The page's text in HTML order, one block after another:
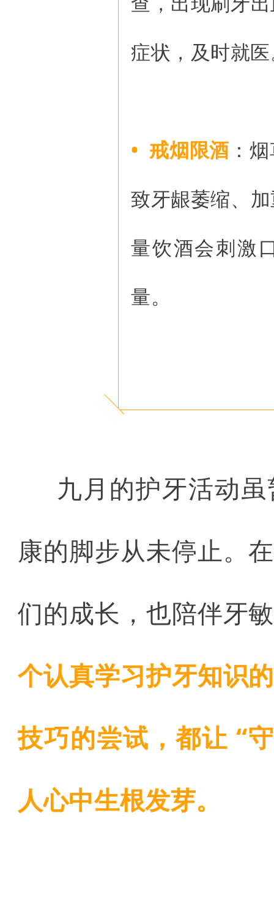
症状，及时就
• 戒烟限酒 ：
致牙龈萎缩、
量饮酒会刺激
量。
九月的护牙活动
康的脚步从未停止。
们的成长，也陪伴牙
个认真学习护牙知识
技巧的尝试，都让 “
人心中生根发芽。